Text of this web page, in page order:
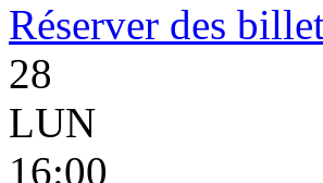
Réserver des
28
LUN
16:00